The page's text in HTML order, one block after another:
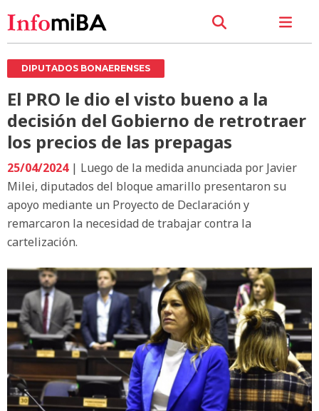
DIPUTADOS BONAERENSES
El PRO le dio el visto bueno a la
decisión del Gobierno de retrotraer
los precios de las prepagas
25/04/2024| Luego de la medida anunciada por Javier
Milei, diputados del bloque amarillo presentaron su
apoyo mediante un Proyecto de Declaración y
remarcaron la necesidad de trabajar contra la
cartelización.